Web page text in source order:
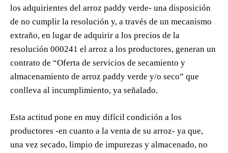
los adquirientes del arroz paddy verde- una disposición
de no cumplir la resolución y, a través de un mecanismo
extraño, en lugar de adquirir a los precios de la
resolución 000241 el arroz a los productores, generan un
contrato de “Oferta de servicios de secamiento y
almacenamiento de arroz paddy verde y/o seco” que
conlleva al incumplimiento, ya señalado.
Esta actitud pone en muy difícil condición a los
productores -en cuanto a la venta de su arroz- ya que,
una vez secado, limpio de impurezas y almacenado, no